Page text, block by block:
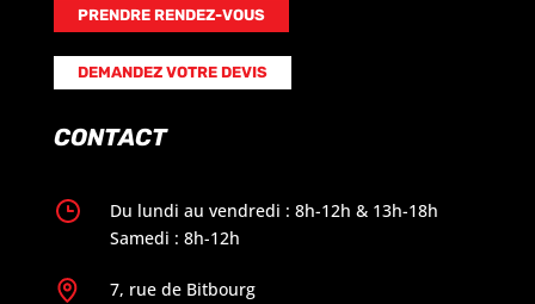
PRENDRE RENDEZ-VOUS
DEMANDEZ VOTRE DEVIS
CONTACT
Du lundi au vendredi : 8h-12h & 13h-18h
Samedi : 8h-12h
7, rue de Bitbourg